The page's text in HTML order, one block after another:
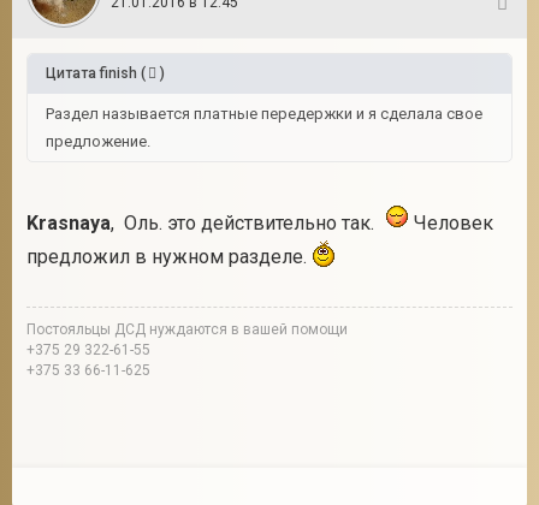
Цитата finish ( )
Раздел называется платные передержки и я сделала свое
предложение.
Krasnaya, Оль. это действительно так.
Человек
предложил в нужном разделе.
Постояльцы ДСД нуждаются в вашей помощи
+375 29 322-61-55
+375 33 66-11-625